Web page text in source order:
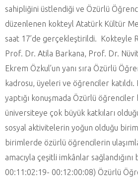
sahipliğini üstlendiği ve Özürlü
düzenlenen kokteyl Atatürk Kültür
saat 17’de gerçekleştirildi. Kokteyle
Prof. Dr. Atila Barkana, Prof. Dr.
Ekrem Özkul’un yanı sıra Özürlü
kadrosu, üyeleri ve öğrenciler
yaptığı konuşmada Özürlü öğrenciler
üniversiteye çok büyük katkıları
sosyal aktivitelerin yoğun olduğu
birimlerde özürlü öğrencilerin
amacıyla çeşitli imkânlar
00:11:02:19- 00:12:00:08) Özürlü